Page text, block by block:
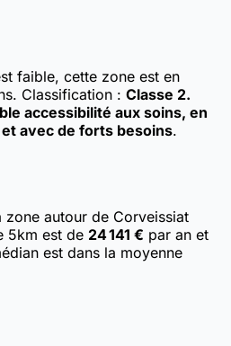
faible, cette zone est en
Classification : Classe 2.
accessibilité aux soins, en
avec de forts besoins.
zone autour de Corveissiat
5km est de 24 141 € par an et
est dans la moyenne